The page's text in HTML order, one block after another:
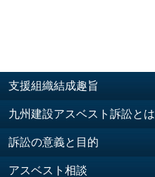
支援組織結成趣旨
九州建設アスベスト訴訟とは
訴訟の意義と目的
アスベスト相談